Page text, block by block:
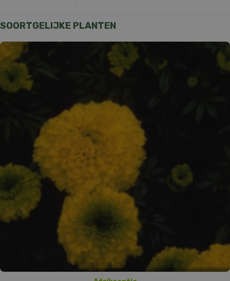
SOORTGELIJKE PLANTEN